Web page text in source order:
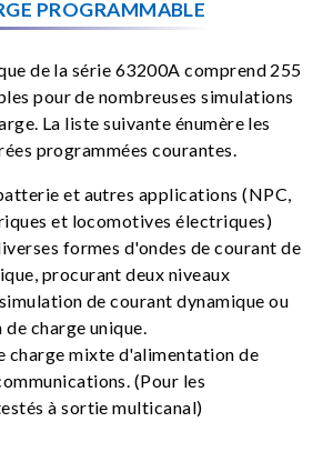
PROGRAMMABLE
de la série 63200A comprend 255
pour de nombreuses simulations
La liste suivante énumère les
programmées courantes.
et autres applications (NPC,
et locomotives électriques)
formes d'ondes de courant de
procurant deux niveaux
de courant dynamique ou
charge unique.
charge mixte d'alimentation de
(Pour les
à sortie multicanal)